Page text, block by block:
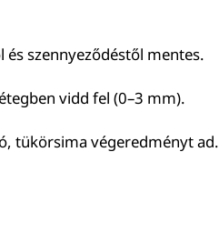
szennyeződéstől mentes.
vidd fel (0–3 mm).
tükörsima végeredményt ad.